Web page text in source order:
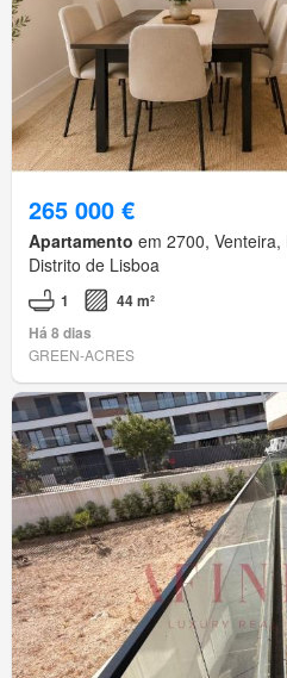
265 000 €
Apartamento em 2700,
Distrito de Lisboa
1
44 m²
Há 8 dias
GREEN-ACRES